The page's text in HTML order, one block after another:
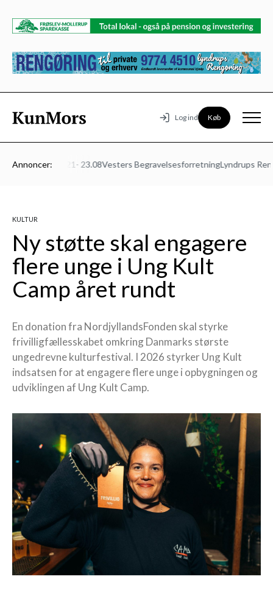
Log ind Køb
Annoncer:Mors 21- 23.08Vesters BegravelsesforretningLyndrups
KULTUR
Ny støtte skal engagere
flere unge i Ung Kult
Camp året rundt
En donation fra NordjyllandsFonden skal styrke
frivilligfællesskabet omkring Danmarks største
ungedrevne kulturfestival. I 2026 styrker Ung Kult
indsatsen for at engagere flere unge i opbygningen og
udviklingen af Ung Kult Camp.